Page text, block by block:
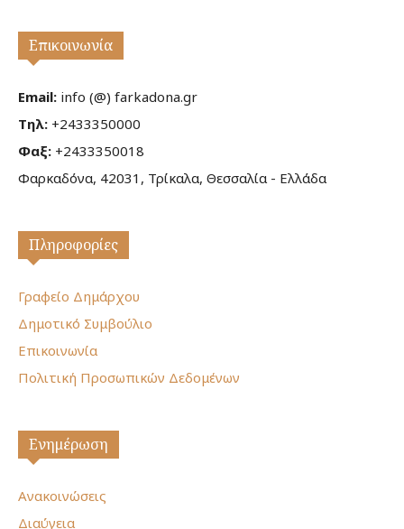
Επικοινωνία
Email: info (@) farkadona.gr
Τηλ: +2433350000
Φαξ: +2433350018
Φαρκαδόνα, 42031, Τρίκαλα, Θεσσαλία - Ελλάδα
Πληροφορίες
Γραφείο Δημάρχου
Δημοτικό Συμβούλιο
Επικοινωνία
Πολιτική Προσωπικών Δεδομένων
Ενημέρωση
Ανακοινώσεις
Διαύγεια